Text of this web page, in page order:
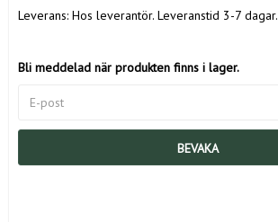
Leverans: Hos leverantör. Leveranstid 3-7 dagar.
Bli meddelad när produkten finns i lager.
BEVAKA